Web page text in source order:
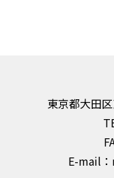
東京都大田
E-mail